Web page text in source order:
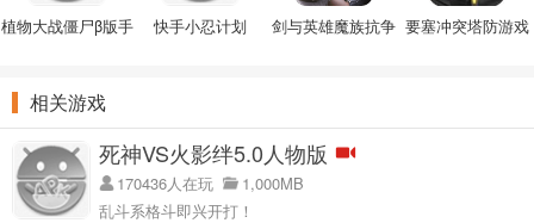
植物大战僵尸β版手
快手小忍计划
剑与英雄魔族抗争 要塞冲突塔防游戏
相关游戏
死神VS火影绊5.0人物版
170436人在玩
1,000MB
乱斗系格斗即兴开打！